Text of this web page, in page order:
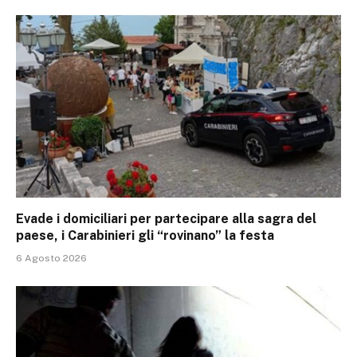
Evade i domiciliari per partecipare alla sagra del
paese, i Carabinieri gli “rovinano” la festa
6 Agosto 2026